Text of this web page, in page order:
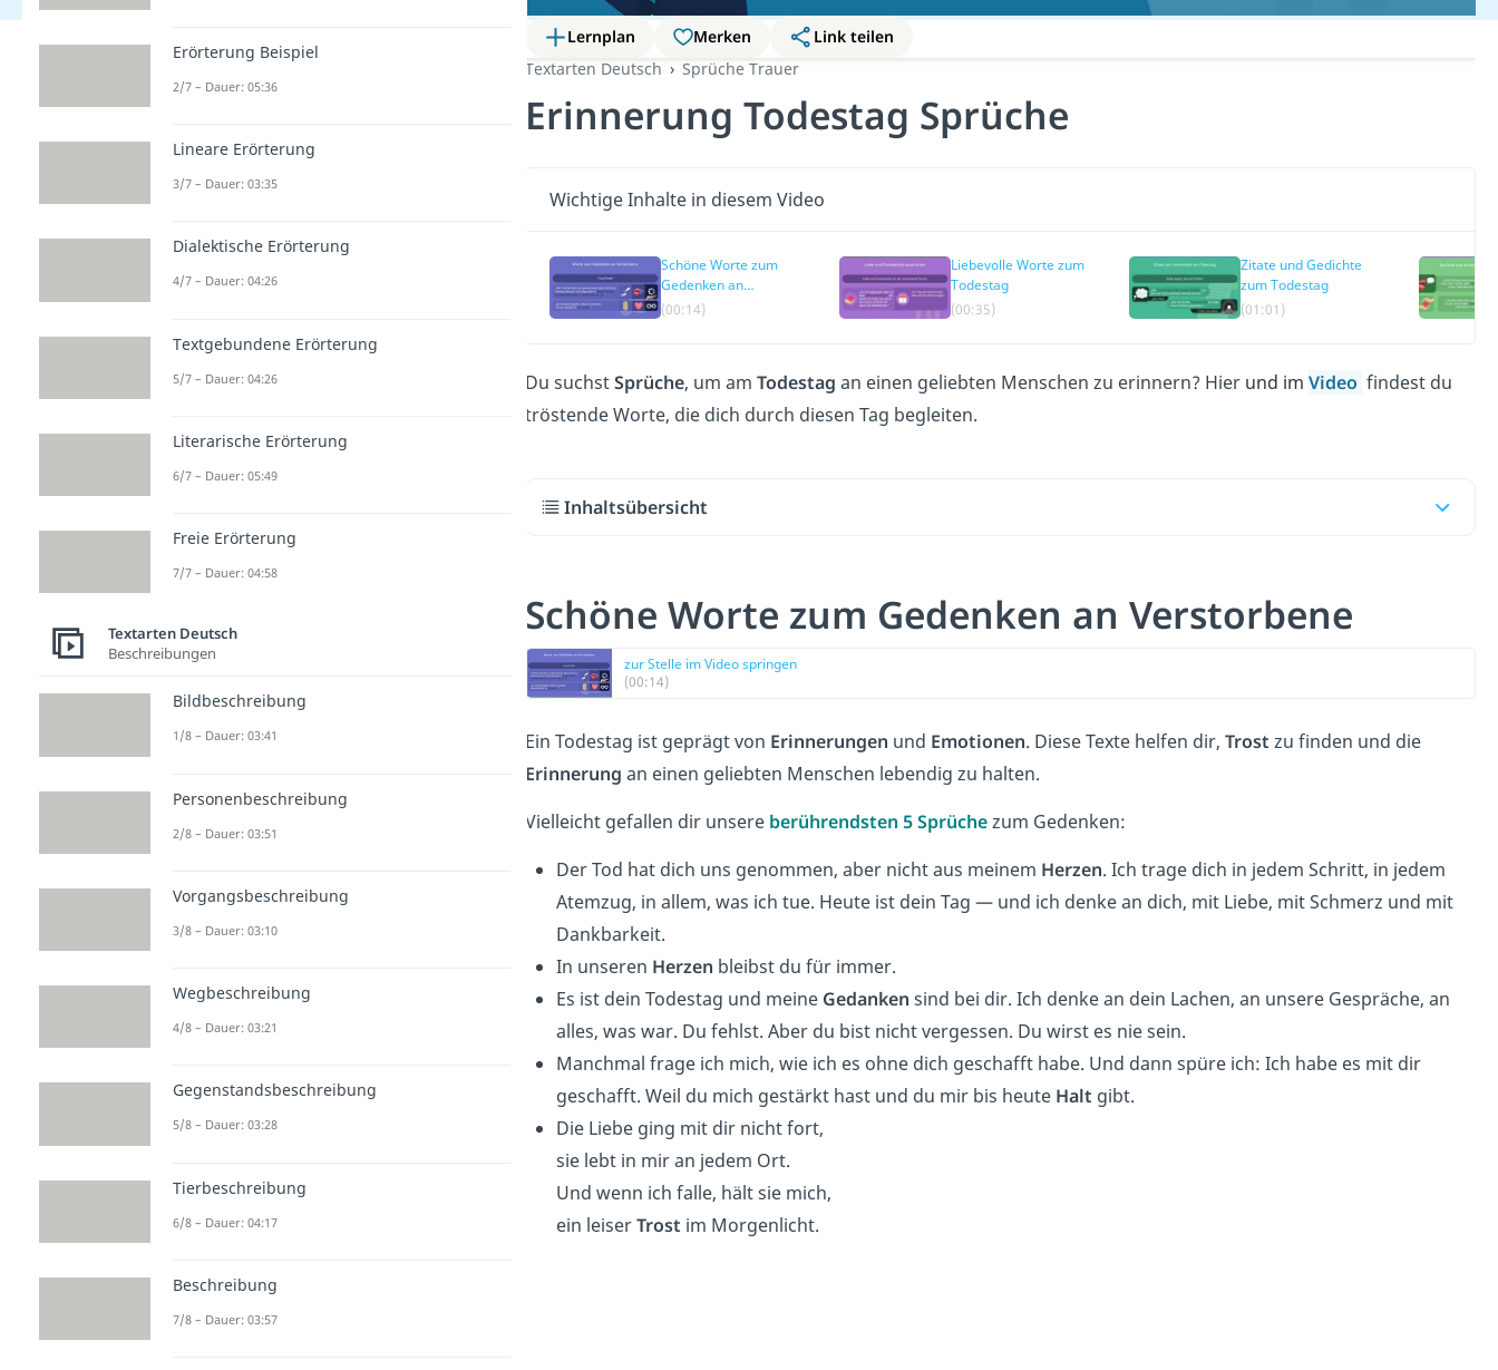
Lernplan Merken
Link teilen
Textarten Deutsch
Sprüche Trauer
Erinnerung Todestag Sprüche
Wichtige Inhalte in diesem Video
Schöne Worte zum
Gedenken an
Verstorbene
(00:14)
Liebevolle Worte zum
Todestag
(00:35)
Zitate und Gedichte
zum Todestag
(01:01)
Du suchstSprüche, um am Todestag an einen geliebten Menschen zu erinnern? Hierund im Video findest du
tröstende Worte, die dich durch diesen Tag begleiten.
Inhaltsübersicht
Schöne Worte zum Gedenken an Verstorbene
zur Stelle im Video springen
(00:14)
Ein Todestag ist geprägt von Erinnerungen und Emotionen. Diese Texte helfen dir, Trost zu finden und die
Erinnerung an einen geliebten Menschen lebendig zu halten.
Vielleicht gefallen dir unsere berührendsten 5 Sprüche zum Gedenken:
Der Tod hat dich uns genommen, aber nicht aus meinem Herzen. Ich trage dich in jedem Schritt, in jedem
Atemzug, in allem, was ich tue. Heute ist dein Tag — und ich denke an dich, mit Liebe, mit Schmerz und mit
Dankbarkeit.
In unseren Herzen bleibst du für immer.
Es ist dein Todestag und meine Gedanken sind bei dir. Ich denke an dein Lachen, an unsere Gespräche, an
alles, was war. Du fehlst. Aber du bist nicht vergessen. Du wirst es nie sein.
Manchmal frage ich mich, wie ich es ohne dich geschafft habe. Und dann spüre ich: Ich habe es mit dir
geschafft. Weil du mich gestärkt hast und du mir bis heute Halt gibt.
Die Liebe ging mit dir nicht fort,
sie lebt in mir an jedem Ort.
Und wenn ich falle, hält sie mich,
ein leiserTrost im Morgenlicht.
Erörterung Beispiel
2/7 – Dauer: 05:36
Lineare Erörterung
3/7 – Dauer: 03:35
Dialektische Erörterung
4/7 – Dauer: 04:26
Textgebundene Erörterung
5/7 – Dauer: 04:26
Literarische Erörterung
6/7 – Dauer: 05:49
Freie Erörterung
7/7 – Dauer: 04:58
Textarten Deutsch
Beschreibungen
Bildbeschreibung
1/8 – Dauer: 03:41
Personenbeschreibung
2/8 – Dauer: 03:51
Vorgangsbeschreibung
3/8 – Dauer: 03:10
Wegbeschreibung
4/8 – Dauer: 03:21
Gegenstandsbeschreibung
5/8 – Dauer: 03:28
Tierbeschreibung
6/8 – Dauer: 04:17
Beschreibung
7/8 – Dauer: 03:57